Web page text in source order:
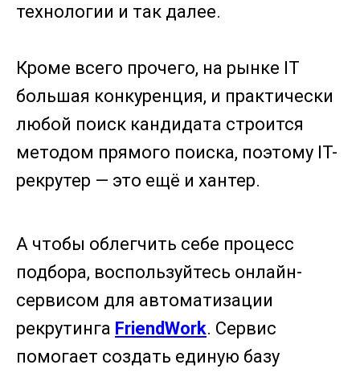
технологии и так далее.
Кроме всего прочего, на рынке IT
большая конкуренция, и практически
любой поиск кандидата строится
методом прямого поиска, поэтому IT-
рекрутер — это ещё и хантер.
А чтобы облегчить себе процесс
подбора, воспользуйтесь онлайн-
сервисом для автоматизации
рекрутинга FriendWork. Сервис
помогает создать единую базу